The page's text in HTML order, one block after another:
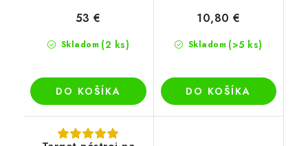
Skladom (2 ks)
53 €
DO KOŠÍKA
Skladom (>5 ks)
10,80 €
DO KOŠÍKA